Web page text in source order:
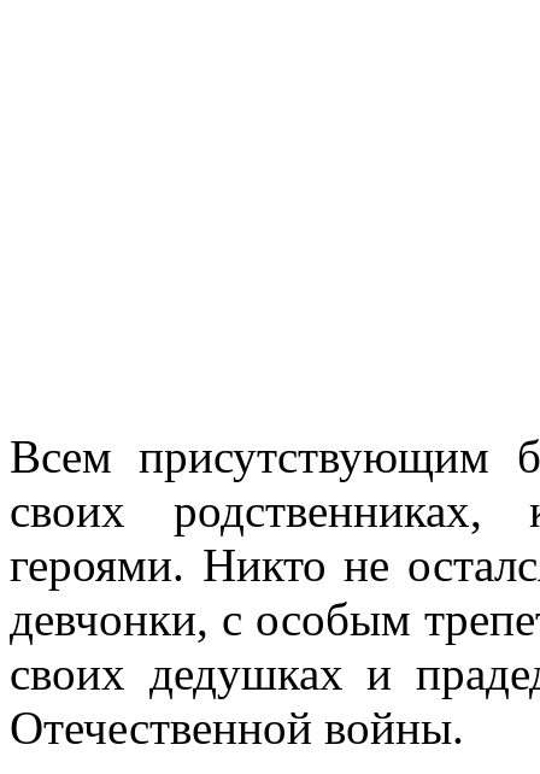
Всем присутствующим
своих
героями. Никто не
девчонки, с особым
своих дедушках и
Отечественной войны.